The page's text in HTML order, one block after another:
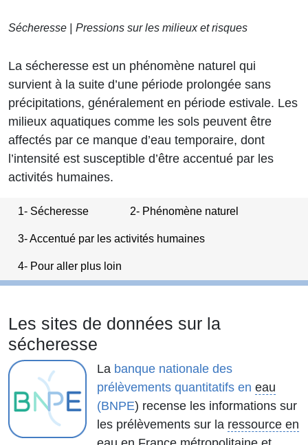
Sécheresse Pressions sur les milieux et risques
La sécheresse est un phénomène naturel qui
survient à la suite d’une période prolongée sans
précipitations, généralement en période estivale. Les
milieux aquatiques comme les sols peuvent être
affectés par ce manque d’eau temporaire, dont
l’intensité est susceptible d’être accentué par les
activités humaines.
1- Sécheresse 2- Phénomène naturel
3- Accentué par les activités humaines
4- Pour aller plus loin
Les sites de données sur la
sécheresse
La banque nationale des
prélèvements quantitatifs en eau
(BNPE) recense les informations sur
les prélèvements sur la ressource en